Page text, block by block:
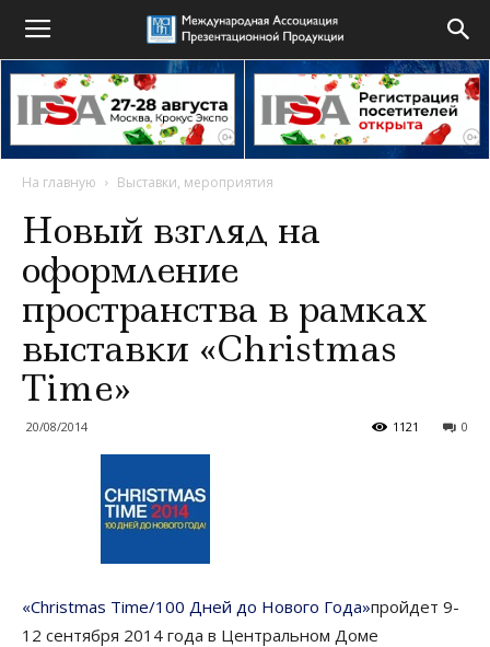
На главную Выставки, мероприятия
Новый взгляд на
оформление
пространства в рамках
выставки «Christmas
Time»
20/08/2014 0
1121
«Christmas Time/100 Дней до Нового Года»пройдет 9-
12 сентября 2014 года в Центральном Доме